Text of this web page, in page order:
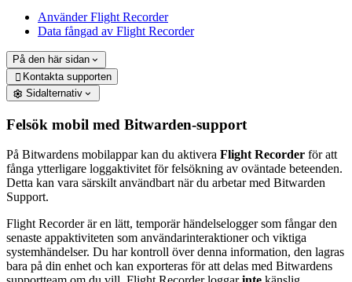
Använder Flight Recorder
Data fångad av Flight Recorder
På den här sidan
 Kontakta supporten
Sidalternativ
Felsök mobil med Bitwarden-support
På Bitwardens mobilappar kan du aktivera Flight Recorder för att
fånga ytterligare loggaktivitet för felsökning av oväntade beteenden.
Detta kan vara särskilt användbart när du arbetar med Bitwarden
Support.
Flight Recorder är en lätt, temporär händelselogger som fångar den
senaste appaktiviteten som användarinteraktioner och viktiga
systemhändelser. Du har kontroll över denna information, den lagras
bara på din enhet och kan exporteras för att delas med Bitwardens